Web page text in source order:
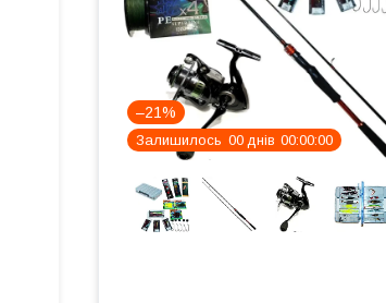
–21%
Залишилось 00 днів 00 00 00